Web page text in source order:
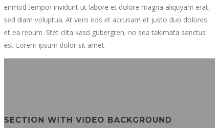
eirmod tempor invidunt ut labore et dolore magna aliquyam erat,
sed diam voluptua. At vero eos et accusam et justo duo dolores
et ea rebum. Stet clita kasd gubergren, no sea takimata sanctus
est Lorem ipsum dolor sit amet.
SECTION WITH VIDEO BACKGROUND